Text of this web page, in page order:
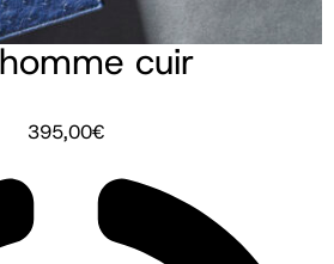
cuir
395,00€